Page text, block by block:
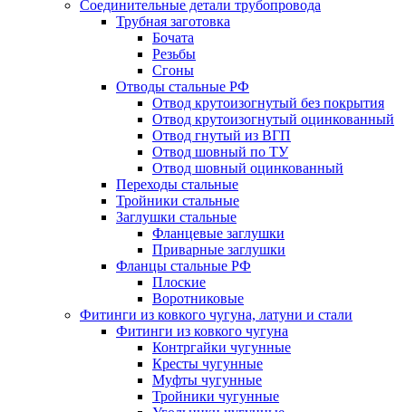
Соединительные детали трубопровода
Трубная заготовка
Бочата
Резьбы
Сгоны
Отводы стальные РФ
Отвод крутоизогнутый без покрытия
Отвод крутоизогнутый оцинкованный
Отвод гнутый из ВГП
Отвод шовный по ТУ
Отвод шовный оцинкованный
Переходы стальные
Тройники стальные
Заглушки стальные
Фланцевые заглушки
Приварные заглушки
Фланцы стальные РФ
Плоские
Воротниковые
Фитинги из ковкого чугуна, латуни и стали
Фитинги из ковкого чугуна
Контргайки чугунные
Кресты чугунные
Муфты чугунные
Тройники чугунные